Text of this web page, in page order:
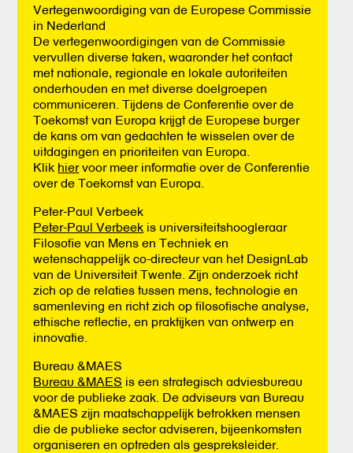
Vertegenwoordiging van de Europese Commissie
in Nederland
De vertegenwoordigingen van de Commissie
vervullen diverse taken, waaronder het contact
met nationale, regionale en lokale autoriteiten
onderhouden en met diverse doelgroepen
communiceren. Tijdens de Conferentie over de
Toekomst van Europa krijgt de Europese burger
de kans om van gedachten te wisselen over de
uitdagingen en prioriteiten van Europa.
Klik hiervoor meer informatie over de Conferentie
over de Toekomst van Europa.
Peter-Paul Verbeek
Peter-Paul Verbeek is universiteitshoogleraar
Filosofie van Mens en Techniek en
wetenschappelijk co-directeur van het DesignLab
van de Universiteit Twente. Zijn onderzoek richt
zich op de relaties tussen mens, technologie en
samenleving en richt zich op filosofische analyse,
ethische reflectie, en praktijken van ontwerp en
innovatie.
Bureau &MAES
Bureau &MAES is een strategisch adviesbureau
voor de publieke zaak. De adviseurs van Bureau
&MAES zijn maatschappelijk betrokken mensen
die de publieke sector adviseren, bijeenkomsten
organiseren en optreden als gespreksleider.